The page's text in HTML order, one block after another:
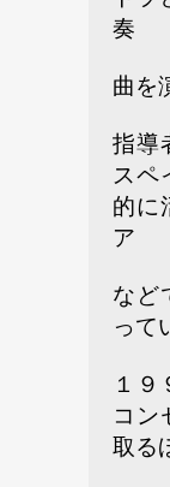
奏
曲を
指導
スペ
的に
ア
など
って
１
コン
取る